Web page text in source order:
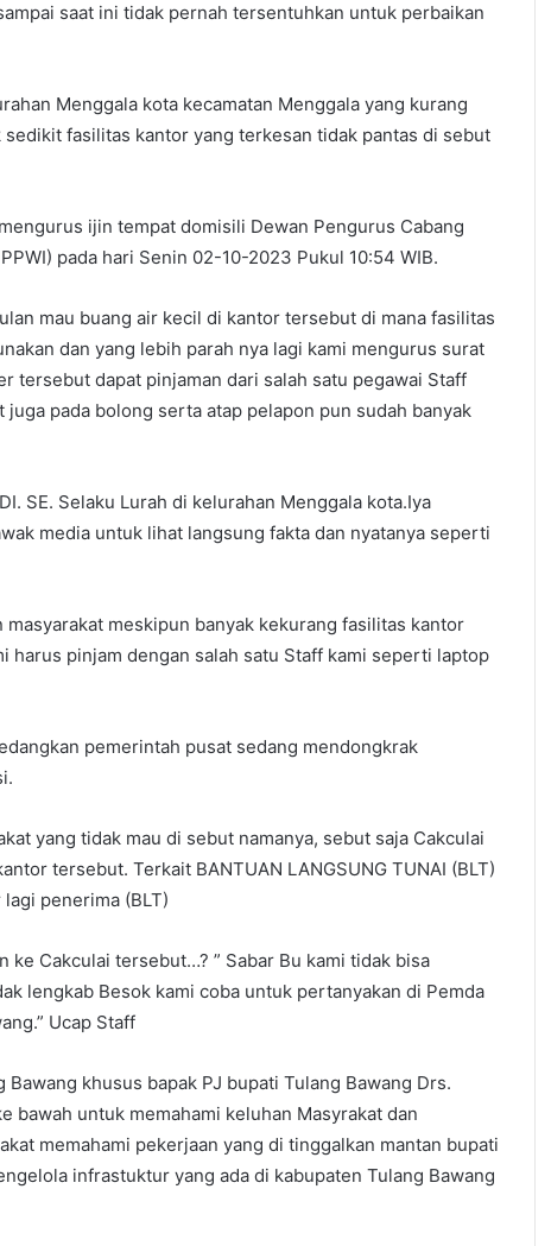
saat ini tidak pernah tersentuhkan untuk perbaikan
Menggala kota kecamatan Menggala yang kurang
fasilitas kantor yang terkesan tidak pantas di sebut
ijin tempat domisili Dewan Pengurus Cabang
pada hari Senin 02-10-2023 Pukul 10:54 WIB.
mau buang air kecil di kantor tersebut di mana fasilitas
dan yang lebih parah nya lagi kami mengurus surat
tersebut dapat pinjaman dari salah satu pegawai Staff
pada bolong serta atap pelapon pun sudah banyak
SE. Selaku Lurah di kelurahan Menggala kota.Iya
media untuk lihat langsung fakta dan nyatanya seperti
meskipun banyak kekurang fasilitas kantor
harus pinjam dengan salah satu Staff kami seperti laptop
pemerintah pusat sedang mendongkrak
yang tidak mau di sebut namanya, sebut saja Cakculai
tersebut. Terkait BANTUAN LANGSUNG TUNAI (BLT)
penerima (BLT)
ke Cakculai tersebut…? ” Sabar Bu kami tidak bisa
lengkab Besok kami coba untuk pertanyakan di Pemda
Ucap Staff
khusus bapak PJ bupati Tulang Bawang Drs.
bawah untuk memahami keluhan Masyrakat dan
memahami pekerjaan yang di tinggalkan mantan bupati
infrastuktur yang ada di kabupaten Tulang Bawang